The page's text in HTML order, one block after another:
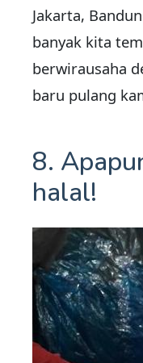
Jakarta,
banyak kita
berwirausaha
baru pulang
8.
halal!